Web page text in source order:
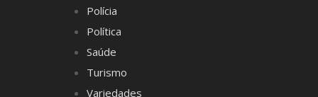
Polícia
Política
Saúde
Turismo
Variedades